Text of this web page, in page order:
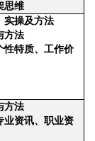
思维
实操及方法
方法
性特质、工作价
方法
业资讯、职业资